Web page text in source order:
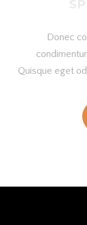
Donec
Quisque eget